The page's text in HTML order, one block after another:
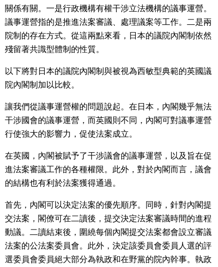
關係有關。一是行政機構有權干涉立法機構的議事運營。
議事運營指的是推進法案審議、處理議案等工作。二是兩
院制的存在方式。從這兩點來看，日本的議院內閣制依然
殘留著共識型體制的性質。
以下將對日本的議院內閣制與被視為西敏型典範的英國議
院內閣制加以比較。
讓我們從議事運營權的問題說起。在日本，內閣幾乎無法
干涉國會的議事運營，而英國則不同，內閣可對議事運營
行使強大的影響力，促使法案成立。
在英國，內閣被賦予了干涉議會的議事運營，以及旨在促
進法案審議工作的各種權限。此外，對於內閣而言，議會
的結構也有利於法案獲得通過。
首先，內閣可以決定法案的優先順序。同時，針對內閣提
交法案，閣僚可在二讀後，提交決定法案審議時間的進程
動議。二讀結束後，圍繞每個內閣提交法案都會設立審議
法案的公法案委員會。此外，決定該委員會委員人選的評
選委員會委員絕大部分為執政和在野黨的院內幹事。執政